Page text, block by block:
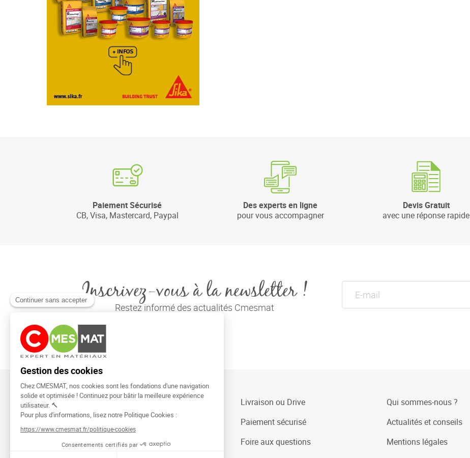
Paiement Sécurisé
CB, Visa, Mastercard, Paypal
Des experts en ligne
pour vous accompagner
Devis Gratuit
avec une réponse rapide
Inscrivez-vous à la newsletter !
Restez informé des actualités Cmesmat
CMESMAT
Livraison ou Drive
Paiement sécurisé
Foire aux questions
Qui sommes-nous ?
Actualités et conseils
Mentions légales